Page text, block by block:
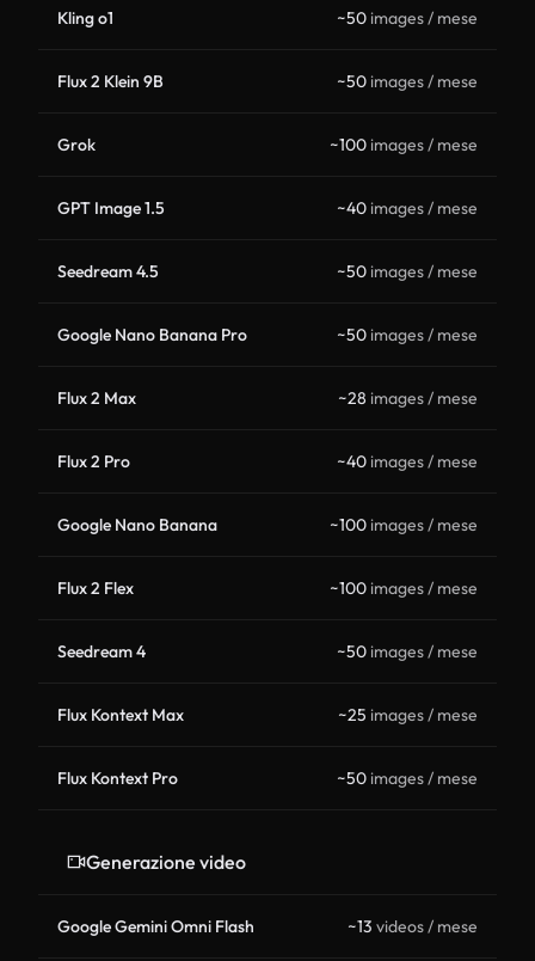
Kling o1 ~50 images / mese
Flux 2 Klein 9B ~50 images / mese
Grok ~100 images / mese
GPT Image 1.5 ~40 images / mese
Seedream 4.5 ~50 images / mese
Google Nano Banana Pro ~50 images / mese
Flux 2 Max ~28 images / mese
Flux 2 Pro ~40 images / mese
Google Nano Banana ~100 images / mese
Flux 2 Flex ~100 images / mese
Seedream 4 ~50 images / mese
Flux Kontext Max ~25 images / mese
Flux Kontext Pro ~50 images / mese
Generazione video
Google Gemini Omni Flash ~13 videos / mese